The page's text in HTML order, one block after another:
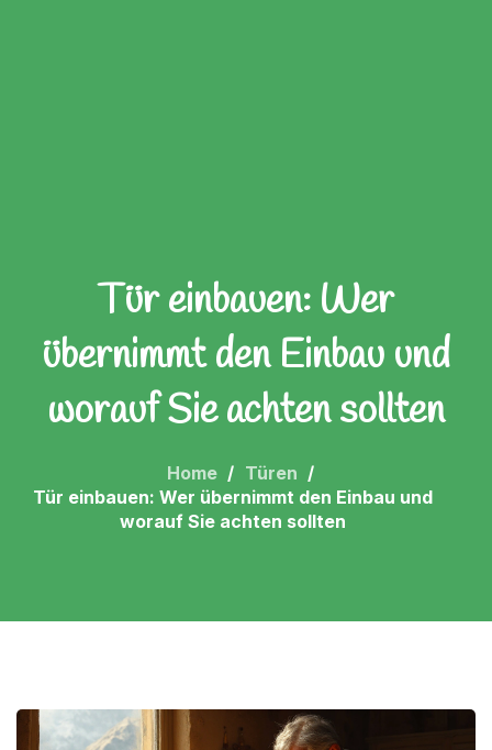
Tür einbauen: Wer
übernimmt den Einbau und
worauf Sie achten sollten
Home
Türen
Tür einbauen: Wer übernimmt den Einbau und
worauf Sie achten sollten